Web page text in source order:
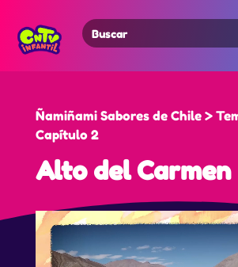
Search
for:
Ñamiñami Sabores de Chile >
Capítulo 2
Alto del Carmen